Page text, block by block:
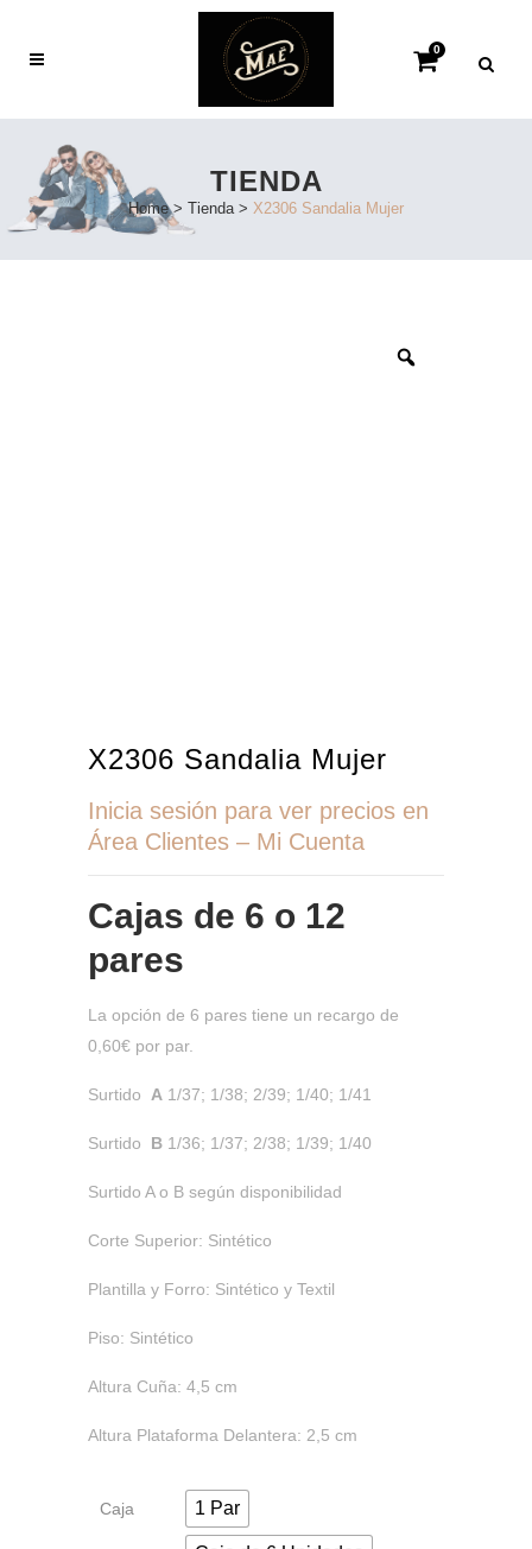
0
TIENDA
Home> Tienda> X2306 Sandalia Mujer
X2306 Sandalia Mujer
Inicia sesión para ver precios en
Área Clientes – Mi Cuenta
Cajas de 6 o 12
pares
La opción de 6 pares tiene un recargo de
0,60€ por par.
Surtido A 1/37; 1/38; 2/39; 1/40; 1/41
Surtido B 1/36; 1/37; 2/38; 1/39; 1/40
Surtido A o B según disponibilidad
Corte Superior: Sintético
Plantilla y Forro: Sintético y Textil
Piso: Sintético
Altura Cuña: 4,5 cm
Altura Plataforma Delantera: 2,5 cm
Caja 1 Par